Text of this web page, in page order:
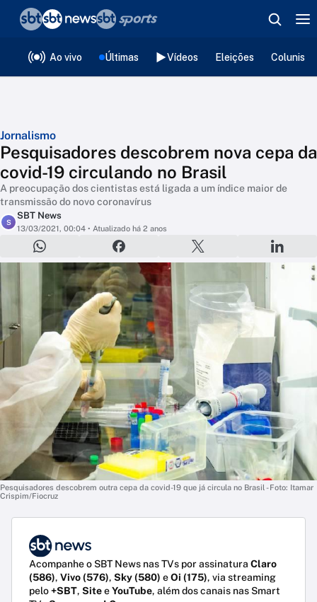
Ao vivo Últimas Vídeos Eleições
Jornalismo
Pesquisadores descobrem nova cepa da
covid-19 circulando no Brasil
A preocupação dos cientistas está ligada a um índice maior de
transmissão do novo coronavírus
S
SBT News
13/03/2021, 00:04 • Atualizado há 2 anos
Pesquisadores descobrem outra cepa da covid-19 que já circula no Brasil - Foto: Itamar
Crispim/Fiocruz
Acompanhe o SBT News nas TVs por assinatura Claro
(586), Vivo (576), Sky (580) eOi (175), via streaming
pelo+SBT, SiteeYouTube, além dos canais nas Smart
❮voltar
Editorias